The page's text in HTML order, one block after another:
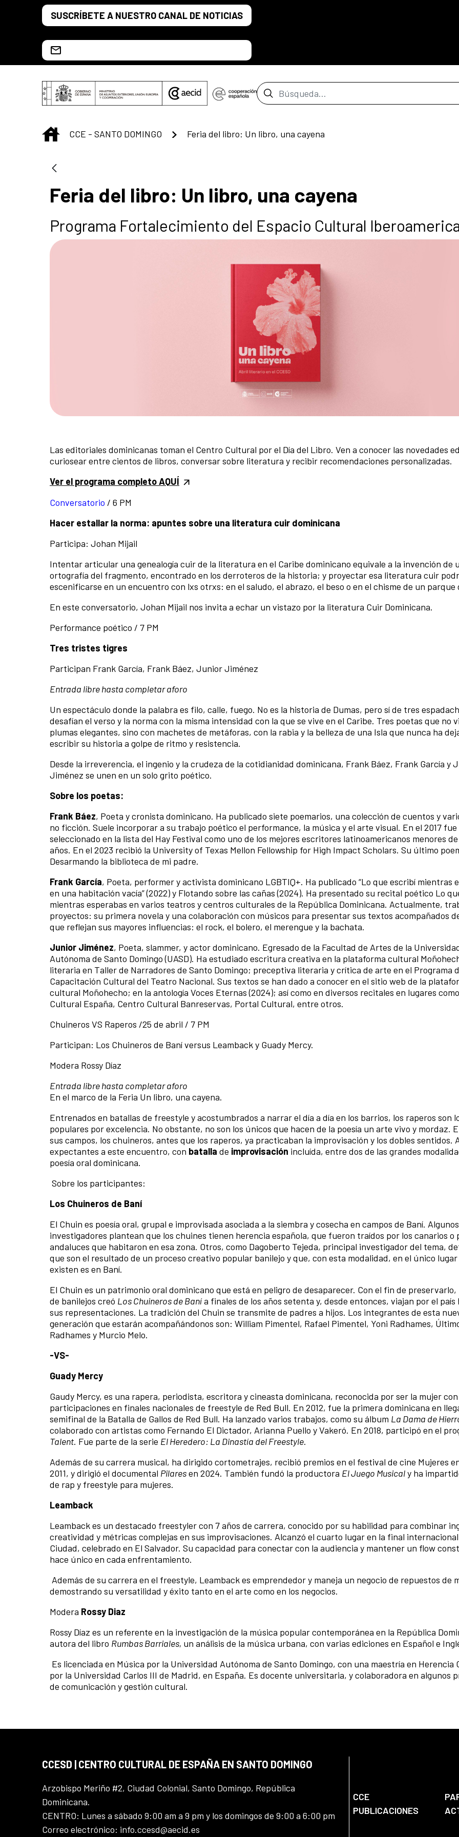
Saltar al contenido principal
SUSCRÍBETE A NUESTRO CANAL DE NOTICIAS
Barra de búsqueda
INICIO
CCE - SANTO DOMINGO Feria del libro: Un libro, una cayena
Feria del libro: Un libro, una cayena
Programa Fortalecimiento del Espacio Cultural
Las editoriales dominicanas toman el Centro Cultural por el Día del Libro. Ven a conocer las novedades
curiosear entre cientos de libros, conversar sobre literatura y recibir recomendaciones personalizadas.
Ver el programa completo AQUÍ
Conversatorio / 6 PM
Hacer estallar la norma: apuntes sobre una literatura cuir dominicana
Participa: Johan Mijail
Intentar articular una genealogía cuir de la literatura en el Caribe dominicano equivale a la invención de
ortografía del fragmento, encontrado en los derroteros de la historia; y proyectar esa literatura cuir
escenificarse en un encuentro con lxs otrxs: en el saludo, el abrazo, el beso o en el chisme de un parque
En este conversatorio, Johan Mijail nos invita a echar un vistazo por la literatura Cuir Dominicana.
Performance poético / 7 PM
Tres tristes tigres
Participan Frank García, Frank Báez, Junior Jiménez
Entrada libre hasta completar aforo
Un espectáculo donde la palabra es filo, calle, fuego. No es la historia de Dumas, pero sí de tres
desafían el verso y la norma con la misma intensidad con la que se vive en el Caribe. Tres poetas que no
plumas elegantes, sino con machetes de metáforas, con la rabia y la belleza de una Isla que nunca ha
escribir su historia a golpe de ritmo y resistencia.
Desde la irreverencia, el ingenio y la crudeza de la cotidianidad dominicana, Frank Báez, Frank García y
Jiménez se unen en un solo grito poético.
Sobre los poetas:
Frank Báez, Poeta y cronista dominicano. Ha publicado siete poemarios, una colección de cuentos y
no ficción. Suele incorporar a su trabajo poético el performance, la música y el arte visual. En el 2017 fue
seleccionado en la lista del Hay Festival como uno de los mejores escritores latinoamericanos menores
años. En el 2023 recibió la University of Texas Mellon Fellowship for High Impact Scholars. Su último
Desarmando la biblioteca de mi padre.
Frank García, Poeta, performer y activista dominicano LGBTIQ+. Ha publicado “Lo que escribí mientras
en una habitación vacía” (2022) y Flotando sobre las cañas (2024). Ha presentado su recital poético Lo
mientras esperabas en varios teatros y centros culturales de la República Dominicana. Actualmente,
proyectos: su primera novela y una colaboración con músicos para presentar sus textos acompañados
que reflejan sus mayores influencias: el rock, el bolero, el merengue y la bachata.
Junior Jiménez, Poeta, slammer, y actor dominicano. Egresado de la Facultad de Artes de la
Autónoma de Santo Domingo (UASD). Ha estudiado escritura creativa en la plataforma cultural
literaria en Taller de Narradores de Santo Domingo; preceptiva literaria y crítica de arte en el Programa
Capacitación Cultural del Teatro Nacional. Sus textos se han dado a conocer en el sitio web de la
cultural Moñohecho; en la antología Voces Eternas (2024); así como en diversos recitales en lugares
Cultural España, Centro Cultural Banreservas, Portal Cultural, entre otros.
Chuineros VS Raperos /25 de abril / 7 PM
Participan: Los Chuineros de Baní versus Leamback y Guady Mercy.
Modera Rossy Díaz
Entrada libre hasta completar aforo
En el marco de la Feria Un libro, una cayena.
Entrenados en batallas de freestyle y acostumbrados a narrar el día a día en los barrios, los raperos son
populares por excelencia. No obstante, no son los únicos que hacen de la poesía un arte vivo y mordaz.
sus campos, los chuineros, antes que los raperos, ya practicaban la improvisación y los dobles sentidos.
expectantes a este encuentro, con batalla de improvisación incluída, entre dos de las grandes
poesía oral dominicana.
Sobre los participantes:
Los Chuineros de Baní
El Chuin es poesía oral, grupal e improvisada asociada a la siembra y cosecha en campos de Baní. Algunos
investigadores plantean que los chuines tienen herencia española, que fueron traídos por los canarios o
andaluces que habitaron en esa zona. Otros, como Dagoberto Tejeda, principal investigador del tema,
que son el resultado de un proceso creativo popular banilejo y que, con esta modalidad, en el único
existen es en Baní.
El Chuin es un patrimonio oral dominicano que está en peligro de desaparecer. Con el fin de
de banilejos creó Los Chuineros de Banía finales de los años setenta y, desde entonces, viajan por el país
sus representaciones. La tradición del Chuin se transmite de padres a hijos. Los integrantes de esta
generación que estarán acompañándonos son: William Pimentel, Rafael Pimentel, Yoni Radhames,
Radhames y Murcio Melo.
-VS-
Guady Mercy
Gaudy Mercy, es una rapera, periodista, escritora y cineasta dominicana, reconocida por ser la mujer con
participaciones en finales nacionales de freestyle de Red Bull. En 2012, fue la primera dominicana en
semifinal de la Batalla de Gallos de Red Bull. Ha lanzado varios trabajos, como su álbum La Dama de
colaborado con artistas como Fernando El Dictador, Arianna Puello y Vakeró. En 2018, participó en el
Talent. Fue parte de la serie El Heredero: La Dinastía del Freestyle.
Además de su carrera musical, ha dirigido cortometrajes, recibió premios en el festival de cine Mujeres
2011, y dirigió el documental Pilaresen 2024. También fundó la productora El Juego Musicaly ha
de rap y freestyle para mujeres.
Leamback
Leamback es un destacado freestyler con 7 años de carrera, conocido por su habilidad para combinar
creatividad y métricas complejas en sus improvisaciones. Alcanzó el cuarto lugar en la final
Ciudad, celebrado en El Salvador. Su capacidad para conectar con la audiencia y mantener un flow
hace único en cada enfrentamiento.
Además de su carrera en el freestyle, Leamback es emprendedor y maneja un negocio de repuestos de
demostrando su versatilidad y éxito tanto en el arte como en los negocios.
Modera Rossy Diaz
Rossy Díaz es un referente en la investigación de la música popular contemporánea en la República
autora del libro Rumbas Barriales, un análisis de la música urbana, con varias ediciones en Español e
Es licenciada en Música por la Universidad Autónoma de Santo Domingo, con una maestría en Herencia
por la Universidad Carlos III de Madrid, en España. Es docente universitaria, y colaboradora en algunos
de comunicación y gestión cultural.
CCESD | CENTRO CULTURAL DE ESPAÑA EN SANTO DOMINGO
Arzobispo Meriño #2, Ciudad Colonial, Santo Domingo, República
Dominicana.
CENTRO: Lunes a sábado 9:00 am a 9 pm y los domingos de 9:00 a 6:00 pm
Correo electrónico: info.ccesd@aecid.es
CCE
PUBLICACIONES